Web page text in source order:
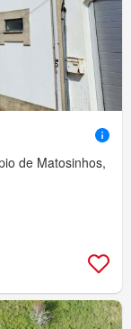
de Matosinhos,